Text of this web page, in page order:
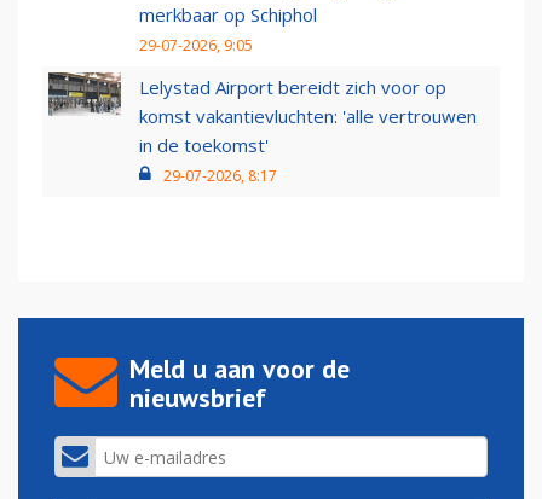
merkbaar op Schiphol
29-07-2026, 9:05
Lelystad Airport bereidt zich voor op
komst vakantievluchten: 'alle vertrouwen
in de toekomst'
29-07-2026, 8:17
Meld u aan voor de
nieuwsbrief